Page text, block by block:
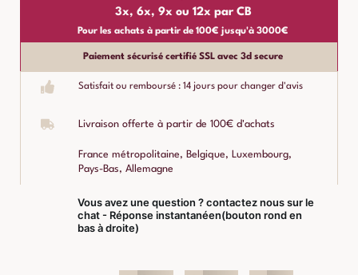
3x, 6x, 9x ou 12x par CB
Pour les achats à partir de 100€ jusqu'à 3000€
Paiement sécurisé certifié SSL avec 3d secure
Satisfait ou remboursé : 14 jours pour changer d'avis
Livraison offerte à partir de 100€ d'achats
France métropolitaine, Belgique, Luxembourg,
Pays-Bas, Allemagne
Vous avez une question ? contactez nous sur le
chat - Réponse instantanéen(bouton rond en
bas à droite)